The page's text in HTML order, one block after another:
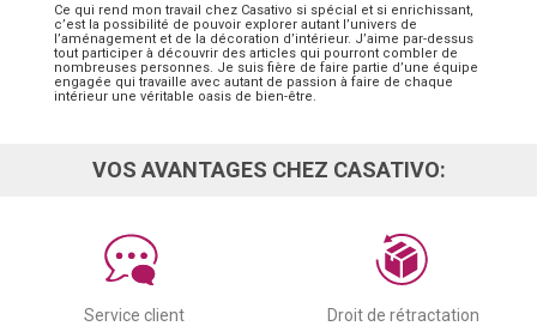
Ce qui rend mon travail chez Casativo si spécial et si enrichissant,
c’est la possibilité de pouvoir explorer autant l’univers de
l’aménagement et de la décoration d’intérieur. J’aime par-dessus
tout participer à découvrir des articles qui pourront combler de
nombreuses personnes. Je suis fière de faire partie d’une équipe
engagée qui travaille avec autant de passion à faire de chaque
intérieur une véritable oasis de bien-être.
VOS AVANTAGES CHEZ CASATIVO:
Service client
Droit de rétractation